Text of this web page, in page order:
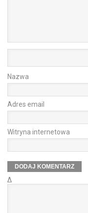
Nazwa
Adres email
Witryna internetowa
Δ